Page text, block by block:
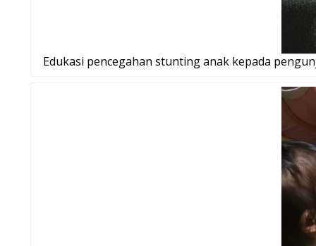
Edukasi pencegahan stunting anak kepada